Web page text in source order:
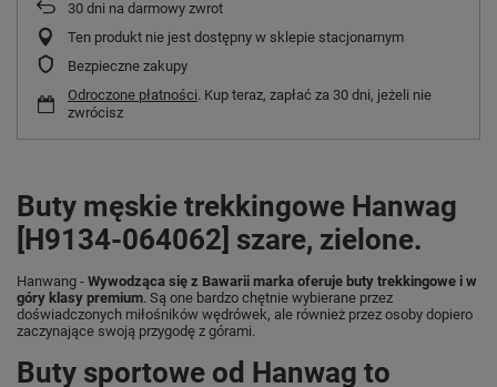
30 dni na darmowy zwrot
Ten produkt nie jest dostępny w sklepie stacjonarnym
Bezpieczne zakupy
Odroczone płatności. Kup teraz, zapłać za 30 dni, jeżeli nie
zwrócisz
Buty męskie trekkingowe Hanwag
[H9134-064062] szare, zielone.
Hanwang - Wywodząca się z Bawarii marka oferuje buty trekkingowe i w
góry klasy premium. Są one bardzo chętnie wybierane przez
doświadczonych miłośników wędrówek, ale również przez osoby dopiero
zaczynające swoją przygodę z górami.
Buty sportowe od Hanwag to